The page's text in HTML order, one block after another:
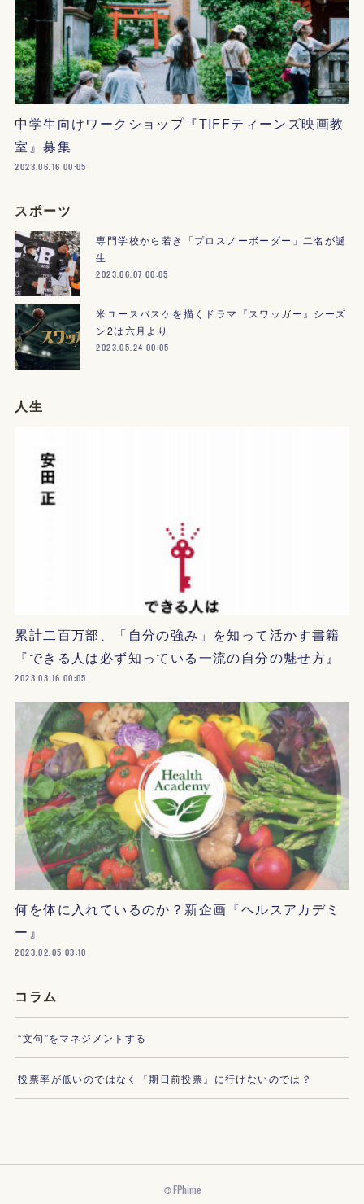
中学生向けワークショップ『TIFFティーンズ映画教
室』募集
2023.06.16 00:05
スポーツ
専門学校から若き「プロスノーボーダー」二名が誕
生
2023.06.07 00:05
米ユースバスケを描くドラマ『スワッガー』シーズ
ン2は六月より
2023.05.24 00:05
人生
累計二百万部、「自分の強み」を知って活かす書籍
『できる人は必ず知っている一流の自分の魅せ方』
2023.03.16 00:05
何を体に入れているのか？新企画『ヘルスアカデミ
ー』
2023.02.05 03:10
コラム
“文句”をマネジメントする
投票率が低いのではなく『期日前投票』に行けないのでは？
© FPhime